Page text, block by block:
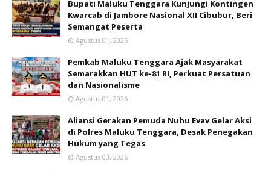
Bupati Maluku Tenggara Kunjungi Kontingen
Kwarcab di Jambore Nasional XII Cibubur, Beri
Semangat Peserta
Agustus 01, 2026
Pemkab Maluku Tenggara Ajak Masyarakat
Semarakkan HUT ke-81 RI, Perkuat Persatuan
dan Nasionalisme
Agustus 01, 2026
Aliansi Gerakan Pemuda Nuhu Evav Gelar Aksi
di Polres Maluku Tenggara, Desak Penegakan
Hukum yang Tegas
Agustus 03, 2026